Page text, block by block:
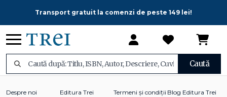
Transport gratuit la comenzi de peste 149 lei!
Caută
Despre noi
Editura Trei
Termeni și condiții Blog Editura Trei